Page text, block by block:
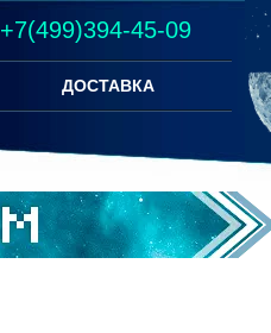
+7(499)394-45-09
ДОСТАВКА